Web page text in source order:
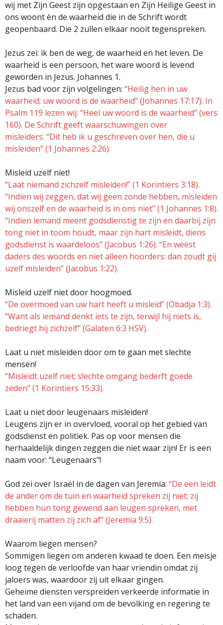
wij met Zijn Geest zijn opgestaan en Zijn Heilige Geest in
ons woont èn de waarheid die in de Schrift wordt
geopenbaard. Die 2 zullen elkaar nooit tegenspreken.
Jezus zei: ik ben de weg, de waarheid en het leven. De
waarheid is een persoon, het ware woord is levend
geworden in Jezus. Johannes 1.
Jezus bad voor zijn volgelingen: “Heilig hen in uw
waarheid; uw woord is de waarheid” (Johannes 17:17). In
Psalm 119 lezen wij: “Heel uw woord is de waarheid” (vers
160). De Schrift geeft waarschuwingen over
misleiders: “Dit heb ik u geschreven over hen, die u
misleiden” (1 Johannes 2:26).
Misleid uzelf niet!
“Laat niemand zichzelf misleiden!” (1 Korintiërs 3:18).
“Indien wij zeggen, dat wij geen zonde hebben, misleiden
wij onszelf en de waarheid is in ons niet” (1 Johannes 1:8).
“Indien iemand meent godsdienstig te zijn en daarbij zijn
tong niet in toom houdt, maar zijn hart misleidt, diens
godsdienst is waardeloos” (Jacobus 1:26). “En weest
daders des woords en niet alleen hoorders: dan zoudt gij
uzelf misleiden” (Jacobus 1:22).
Misleid uzelf niet door hoogmoed.
“De overmoed van uw hart heeft u misleid” (Obadja 1:3).
“Want als iemand denkt iets te zijn, terwijl hij niets is,
bedriegt hij zichzelf” (Galaten 6:3 HSV).
Laat u niet misleiden door om te gaan met slechte
mensen!
“Misleidt uzelf niet; slechte omgang bederft goede
zeden” (1 Korintiërs 15:33).
Laat u niet door leugenaars misleiden!
Leugens zijn er in overvloed, vooral op het gebied van
godsdienst en politiek. Pas op voor mensen die
herhaaldelijk dingen zeggen die niet waar zijn! Er is een
naam voor: "Leugenaars"!
God zei over Israël in de dagen van Jeremia: “De een leidt
de ander om de tuin en waarheid spreken zij niet; zij
hebben hun tong gewend aan leugen spreken, met
draaierij matten zij zich af” (Jeremia 9:5).
Waarom liegen mensen?
Sommigen liegen om anderen kwaad te doen. Een meisje
loog tegen de verloofde van haar vriendin omdat zij
jaloers was, waardoor zij uit elkaar gingen.
Geheime diensten verspreiden verkeerde informatie in
het land van een vijand om de bevolking en regering te
schaden.